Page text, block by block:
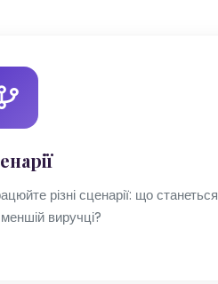
різні сценарії: що станеться
виручці?